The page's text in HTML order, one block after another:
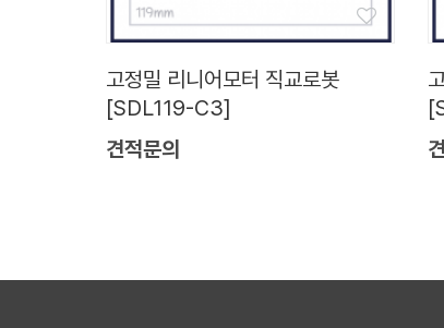
고정밀 리니어모터 직교로봇
[SDL119-C3]
견적문의